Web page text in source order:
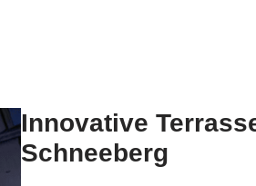
Innovative
Schneeberg